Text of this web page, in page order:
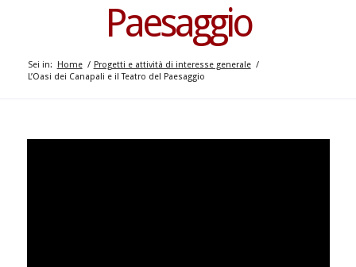
Paesaggio
Sei in: Home / Progetti e attività di interesse generale /
L’Oasi dei Canapali e il Teatro del Paesaggio